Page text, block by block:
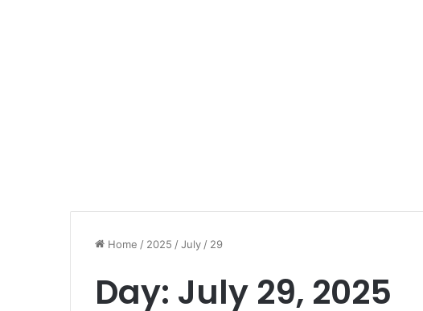
Home / 2025 /July / 29
Day: July 29, 2025